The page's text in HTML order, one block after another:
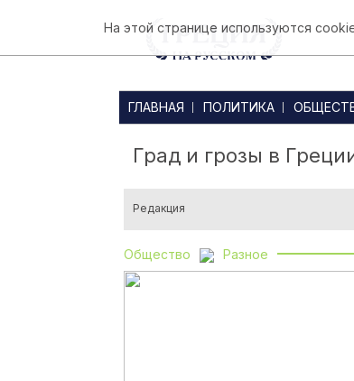
ГЛАВНАЯ ПОЛИТИКА
Град и грозы в
Редакция
Общество Разное
На этой странице используются